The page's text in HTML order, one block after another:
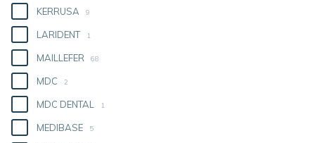
KERRUSA 9
LARIDENT 1
MAILLEFER 68
MDC 2
MDC DENTAL 1
MEDIBASE 5